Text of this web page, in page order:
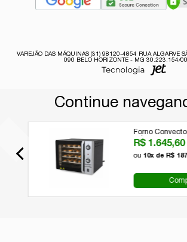
VAREJÃO DAS MÁQUINAS (31) 98120-4854 RUA ALGARVE
090 BELO HORIZONTE - MG 30.223.154/